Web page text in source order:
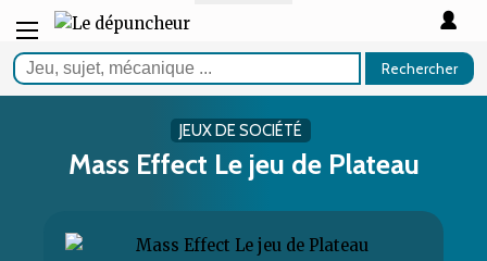
Rechercher
JEUX DE SOCIÉTÉ
Mass Effect Le jeu de Plateau